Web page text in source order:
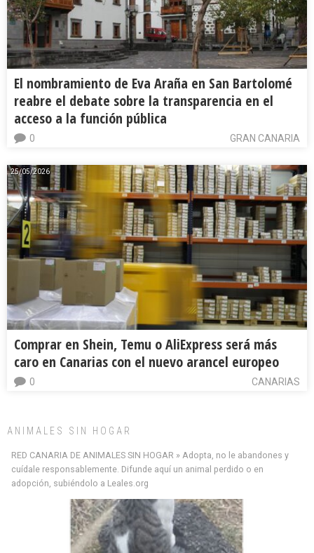
El nombramiento de Eva Araña en San Bartolomé
reabre el debate sobre la transparencia en el
acceso a la función pública
GRAN CANARIA
0
25/05/2026
Comprar en Shein, Temu o AliExpress será más
caro en Canarias con el nuevo arancel europeo
CANARIAS
0
ANIMALES SIN HOGAR
RED CANARIA DE ANIMALES SIN HOGAR » Adopta, no le abandones y
cuídale responsablemente. Difunde aquí un animal perdido o en
adopción, subiéndolo a Leales.org